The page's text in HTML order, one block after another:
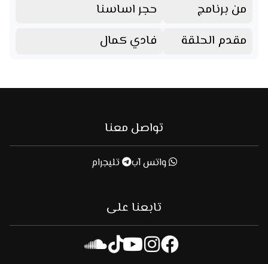
من برنامج
حجر اساسنا
مقدم الحلقة
فادي كمال
تواصل معنا
واتس آب تليجرام
تابعنا على